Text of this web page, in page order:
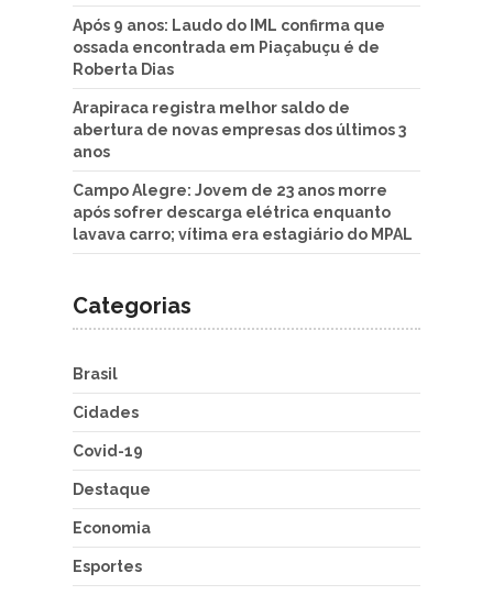
Após 9 anos: Laudo do IML confirma que
ossada encontrada em Piaçabuçu é de
Roberta Dias
Arapiraca registra melhor saldo de
abertura de novas empresas dos últimos 3
anos
Campo Alegre: Jovem de 23 anos morre
após sofrer descarga elétrica enquanto
lavava carro; vítima era estagiário do MPAL
Categorias
Brasil
Cidades
Covid-19
Destaque
Economia
Esportes